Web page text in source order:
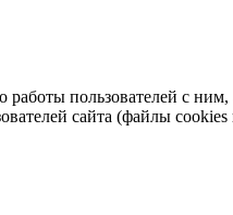
работы пользователей с
сайта (файлы